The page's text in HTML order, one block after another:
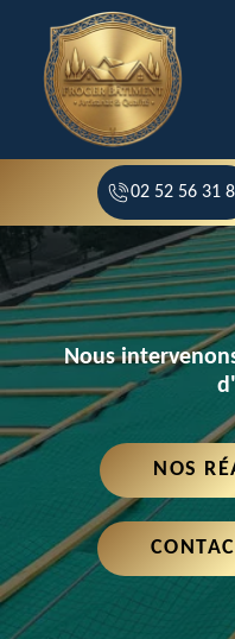
02 52 56 31
Nous
NOS